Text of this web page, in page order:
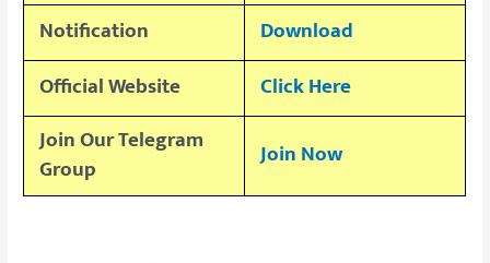
Notification
Download
Official Website
Click Here
Join Our Telegram
Group
Join Now